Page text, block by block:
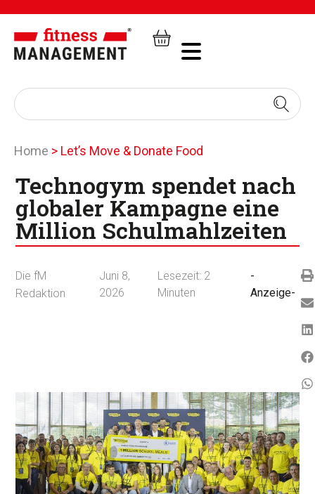
Home > Let’s Move & Donate Food
Technogym spendet nach
globaler Kampagne eine
Million Schulmahlzeiten
Die fM
Redaktion
Juni 8,
2026
Lesezeit: 2
Minuten
-
Anzeige-